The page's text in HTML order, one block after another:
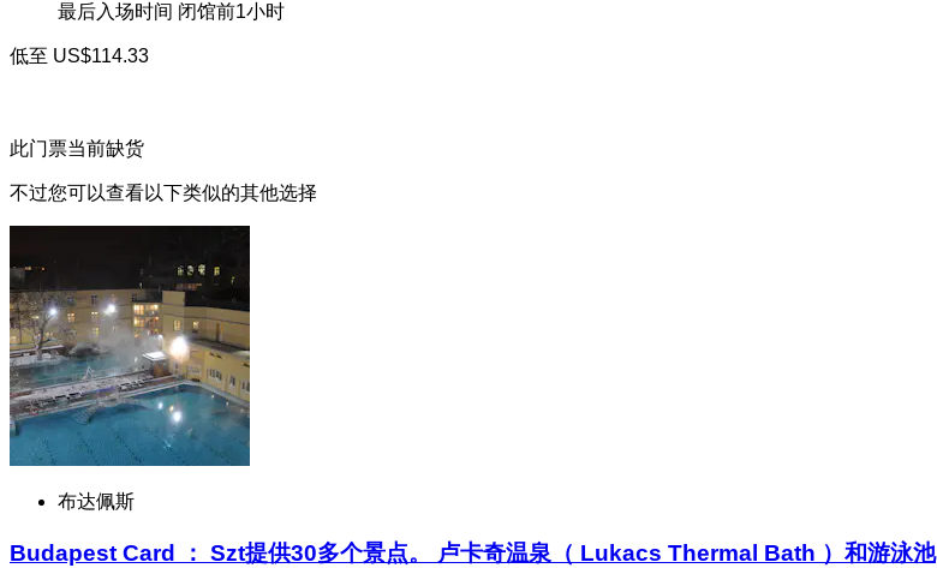
最后入场时间 闭馆前1小时
低至 US$114.33
此门票当前缺货
不过您可以查看以下类似的其他选择
布达佩斯
Budapest Card ： Szt提供30多个景点。 卢卡奇温泉（ Lukacs Thermal Bath ）和游泳池